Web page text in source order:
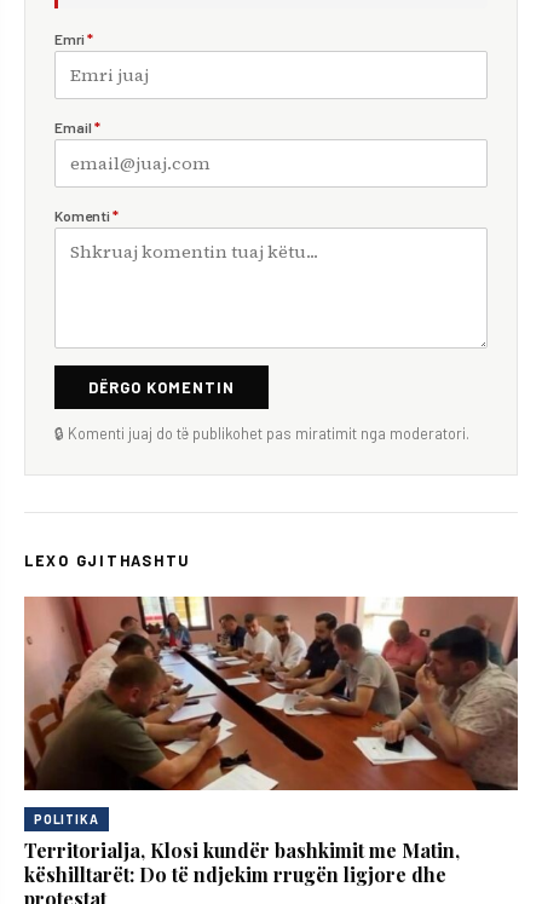
Emri *
Email *
Komenti *
DËRGO KOMENTIN
🔒 Komenti juaj do të publikohet pas miratimit nga moderatori.
LEXO GJITHASHTU
POLITIKA
Territorialja, Klosi kundër bashkimit me Matin,
këshilltarët: Do të ndjekim rrugën ligjore dhe
protestat